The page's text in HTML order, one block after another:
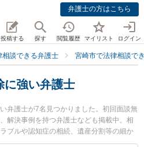
弁護士の方はこちら
投稿する 探す 閲覧履歴 マイリスト ログイン
相談できる弁護士 宮崎市で法律相談で
に強い弁護士
弁護士が7名見つかりました。初回面談無
解決事例を持つ弁護士なども掲載中。相
ブルや認知症の相続、遺産分割等の細か
す。特にAXIS法律事務所の内山 悠太郎弁